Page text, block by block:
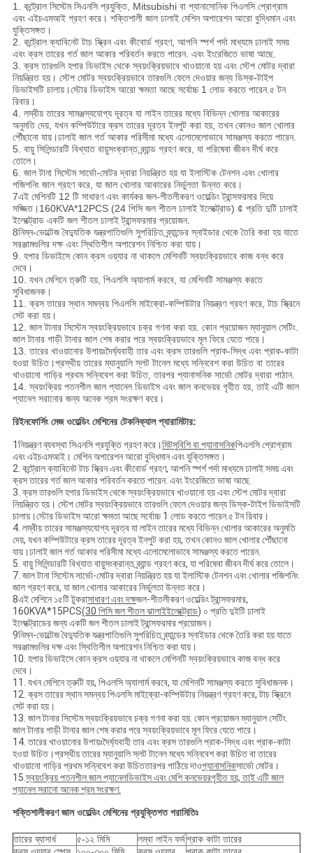
1. কন্ট্রোল সিস্টেম সিএনসি প্রযুক্তি, Mitsubishi বা প্যানাসোনিক পিএলসি প্রোগ্রাম
এবং এইচএমআই গ্রহণ করে। শক্তিশালী জাল ঢালাই মেশিন অপারেশন আরো বুদ্ধিমান এবং
যুক্তিসঙ্গত।
2. কন্ট্রোল ক্যাবিনেট টাচ স্ক্রিন এবং কীবোর্ড গ্রহণ, আপনি স্পর্শ পর্দা মাধ্যমে ঢালাই সময়
এবং ক্রস তারের গর্ত জাল আকার পরিবর্তন করতে পারেন. এবং ইংরেজিতে ভাষা আছে.
3. ক্রস তারগুলি হপার ডিভাইস থেকে স্বয়ংক্রিয়ভাবে খাওয়ানো হয় এবং স্টেপ মোটর দ্বারা
নিয়ন্ত্রিত হয়। স্টেপ মোটর স্বয়ংক্রিয়ভাবে তারগুলি ফেলে দেওয়ার জন্য ডিস্ক-টাইপ
ডিভাইসটি চালায়।স্টোর ডিভাইস আরো ক্ষমতা আছে সর্বোচ্চ 1 লোড করতে পারেন.৫ টন
রিবার।
4. লম্বীয় তারের সামঞ্জস্যযোগ্য দূরত্ব যা লাইন তারের মধ্যে বিভিন্ন খোলার আকারের
অনুমতি দেয়, যখন কম্পিউটারে ক্রস তারের দূরত্ব ইনপুট করা হয়, তখন কোনও জাল খোলার
পৌঁছানো যায়।ঢালাই জাল গর্ত আকার পরিসীমা মধ্যে এলোমেলোভাবে সামঞ্জস্য করতে পারেন.
5. বায়ু সিলিন্ডারটি বিখ্যাত বায়ুসংক্রান্ত ব্র্যান্ড গ্রহণ করে, যা পরিষেবা জীবন দীর্ঘ করে
তোলে।
6. জাল টানা সিস্টেম সার্ভো-মোটর দ্বারা নিয়ন্ত্রিত হয় যা ইলাস্টিক টেনশন এবং খোলার
পজিশনিং জাল গ্রহণ করে, যা জাল খোলার আকারের নির্ভুলতা উন্নত করে।
7এই মেশিনটি 12 টি সাধারণ এবং কার্যকর জল-শীতলীকরণ ওয়েল্ডিং ট্রান্সফরমার দিয়ে
সজ্জিত।160KVA*12PCS (24 পিসি জল শীতল ঢালাই ইলেক্ট্রোড) ¢ প্রতি দুটি ঢালাই
ইলেক্ট্রোড একটি জল শীতল ঢালাই ট্রান্সফরমার প্রয়োজন.
8নিম্ন-ভোল্টেজ বৈদ্যুতিক যন্ত্রপাতিগুলি সুপরিচিত ব্র্যান্ডের স্নাইডার থেকে তৈরি করা হয় যাতে
সরঞ্জামগুলির দক্ষ এবং স্থিতিশীল অপারেশন নিশ্চিত করা যায়।
9. হপার ডিভাইসে কোন ক্রস ওয়্যার না থাকলে মেশিনটি স্বয়ংক্রিয়ভাবে কাজ বন্ধ করে
দেবে।
10. যখন মেশিনে ত্রুটি হয়, পিএলসি অ্যালার্ম করবে, যা মেশিনটি সামঞ্জস্য করতে
সুবিধাজনক।
11. ক্রস তারের স্থান সমন্বয় পিএলসি মাইক্রো-কম্পিউটার নিয়ন্ত্রণ গ্রহণ করে, টাচ স্ক্রিনে
সেট করা হয়।
12. জাল টানার সিস্টেম স্বয়ংক্রিয়ভাবে চক্র গণনা করা হয়. কোন প্রয়োজন ম্যানুয়াল সেটিং.
জাল টানার গাড়ী টানার জাল শেষ করার পরে স্বয়ংক্রিয়ভাবে মূল ফিরে যেতে পারে।
13. তারের খাওয়ানোর উপায়ঃদৈর্ঘ্যবাহী তার এবং ক্রস তারগুলি প্রাক-সিদ্ধ এবং প্রাক-কাটা
হওয়া উচিত।প্রস্থীয় তারের ম্যানুয়ালি স্লট টানেল মধ্যে সন্নিবেশ করা উচিত বা তারের
খাওয়ানো গাড়ির প্রথম সন্নিবেশ করা উচিত, তারপর প্যানাসনিক সার্ভো মোটর দ্বারা পাঠান.
14. স্বয়ংক্রিয় পতনশীল জাল প্যানেল ডিভাইস এবং জাল কনভেয়র গৃহীত হয়, তাই এটি জাল
প্যানেল সরানোর জন্য অনেক শ্রম সংরক্ষণ করে।
রিইনফোর্সিং মেজ ওয়েল্ডিং মেশিনের টেকনিক্যাল প্যারামিটার:
1নিয়ন্ত্রণ ব্যবস্থা সিএনসি প্রযুক্তি গ্রহণ করে।মিটসুবিশি বা প্যানাসনিকপিএলসি প্রোগ্রাম
এবং এইচএমআই। মেশিন অপারেশন আরো বুদ্ধিমান এবং যুক্তিসঙ্গত।
2. কন্ট্রোল ক্যাবিনেট টাচ স্ক্রিন এবং কীবোর্ড গ্রহণ, আপনি স্পর্শ পর্দা মাধ্যমে ঢালাই সময় এবং
ক্রস তারের গর্ত জাল আকার পরিবর্তন করতে পারেন. এবং ইংরেজিতে ভাষা আছে.
3. ক্রস তারগুলি হপার ডিভাইস থেকে স্বয়ংক্রিয়ভাবে খাওয়ানো হয় এবং স্টেপ মোটর দ্বারা
নিয়ন্ত্রিত হয়। স্টেপ মোটর স্বয়ংক্রিয়ভাবে তারগুলি ফেলে দেওয়ার জন্য ডিস্ক-টাইপ ডিভাইসটি
চালায়।স্টোর ডিভাইস আরো ক্ষমতা আছে সর্বোচ্চ 1 লোড করতে পারেন.৫ টন রিবার।
4. লম্বীয় তারের সামঞ্জস্যযোগ্য দূরত্ব যা লাইন তারের মধ্যে বিভিন্ন খোলার আকারের অনুমতি
দেয়, যখন কম্পিউটারে ক্রস তারের দূরত্ব ইনপুট করা হয়, তখন কোনও জাল খোলার পৌঁছানো
যায়।ঢালাই জাল গর্ত আকার পরিসীমা মধ্যে এলোমেলোভাবে সামঞ্জস্য করতে পারেন.
5. বায়ু সিলিন্ডারটি বিখ্যাত বায়ুসংক্রান্ত ব্র্যান্ড গ্রহণ করে, যা পরিষেবা জীবন দীর্ঘ করে তোলে।
7. জাল টানা সিস্টেম সার্ভো-মোটর দ্বারা নিয়ন্ত্রিত হয় যা ইলাস্টিক টেনশন এবং খোলার পজিশনিং
জাল গ্রহণ করে, যা জাল খোলার আকারের নির্ভুলতা উন্নত করে।
8এই মেশিনে ১৫টি টুকরাসাধারণ এবং দক্ষজল-শীতলীকরণ ওয়েল্ডিং ট্রান্সফরমার,
160KVA*15PCS(30 পিসি জল শীতল ঝালাইইলেক্ট্রোড) ০ প্রতি দুইটি ঢালাই
ইলেক্ট্রোডের জন্য একটি জল শীতল ঢালাই ট্রান্সফরমার প্রয়োজন।
9নিম্ন-ভোল্টেজ বৈদ্যুতিক যন্ত্রপাতিগুলি সুপরিচিত ব্র্যান্ডের স্নাইডার থেকে তৈরি করা হয় যাতে
সরঞ্জামগুলির দক্ষ এবং স্থিতিশীল অপারেশন নিশ্চিত করা যায়।
10. হপার ডিভাইসে কোন ক্রস ওয়্যার না থাকলে মেশিনটি স্বয়ংক্রিয়ভাবে কাজ বন্ধ করে
দেবে।
11. যখন মেশিনে ত্রুটি হয়, পিএলসি অ্যালার্ম করবে, যা মেশিনটি সামঞ্জস্য করতে সুবিধাজনক।
12. ক্রস তারের স্থান সমন্বয় পিএলসি মাইক্রো-কম্পিউটার নিয়ন্ত্রণ গ্রহণ করে, টাচ স্ক্রিনে
সেট করা হয়।
13. জাল টানার সিস্টেম স্বয়ংক্রিয়ভাবে চক্র গণনা করা হয়. কোন প্রয়োজন ম্যানুয়াল সেটিং.
জাল টানার গাড়ী টানার জাল শেষ করার পরে স্বয়ংক্রিয়ভাবে মূল ফিরে যেতে পারে।
14. তারের খাওয়ানোর উপায়ঃদৈর্ঘ্যবাহী তার এবং ক্রস তারগুলি প্রাক-সিদ্ধ এবং প্রাক-কাটা
হওয়া উচিত।প্রস্থীয় তারের ম্যানুয়ালি স্লট টানেল মধ্যে সন্নিবেশ করা উচিত বা তারের
খাওয়ানো গাড়ির প্রথম সন্নিবেশ করা উচিততারপর পাঠিয়ে দাওপ্যানাসনিকসার্ভো মোটর।
15.স্বয়ংক্রিয় পতনশীল জাল প্যানেলডিভাইস এবং মেশি কনভেয়রগৃহীত হয়, তাই এটি জাল
প্যানেল সরানো অনেক শ্রম সংরক্ষণ.
শক্তিশালীকরণ জাল ওয়েল্ডিং মেশিনের প্রযুক্তিগত পরামিতিঃ
তারের ব্যাসার্ধ ৫-১২ মিমি লম্বা লাইন ফর্মপ্রাক কাটা তারের